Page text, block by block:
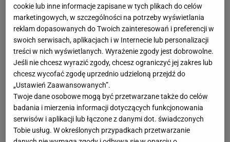
cookie lub inne informacje zapisane w tych plikach do celów
marketingowych, w szczególności na potrzeby wyświetlania
reklam dopasowanych do Twoich zainteresowań i preferencji w
swoich serwisach, aplikacjach i w Internecie lub personalizacji
treści w nich wyświetlanych. Wyrażenie zgody jest dobrowolne.
Jeśli nie chcesz wyrazić zgody, chcesz ograniczyć jej zakres lub
chcesz wycofać zgodę uprzednio udzieloną przejdź do
„Ustawień Zaawansowanych”.
Twoje dane osobowe mogą być przetwarzane także do celów
badania i mierzenia informacji dotyczących funkcjonowania
serwisów i aplikacji lub łączone z danymi dot. świadczonych
Tobie usług. W określonych przypadkach przetwarzanie